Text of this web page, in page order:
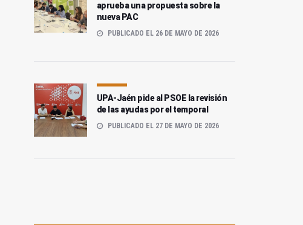
aprueba una propuesta sobre la
nueva PAC
PUBLICADO EL 26 DE MAYO DE 2026
UPA-Jaén pide al PSOE la revisión
de las ayudas por el temporal
PUBLICADO EL 27 DE MAYO DE 2026